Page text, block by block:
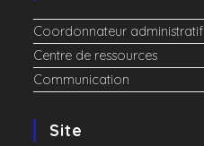
Coordonnateur administratif
Centre de ressources
Communication
Site